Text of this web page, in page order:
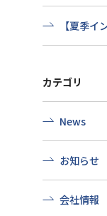
【夏季
カテゴリ
News
お知らせ
会社情報